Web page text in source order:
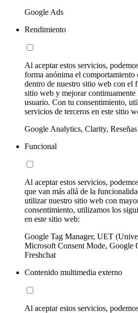
Google Ads
Rendimiento
Al aceptar estos servicios,
forma anónima el
dentro de nuestro sitio web con el
sitio web y mejorar continuamente
usuario. Con tu consentimiento,
servicios de terceros en este sitio
Google Analytics, Clarity,
Funcional
Al aceptar estos servicios,
que van más allá de la
utilizar nuestro sitio web con
consentimiento, utilizamos los
en este sitio web:
Google Tag Manager, UET
Microsoft Consent Mode, Google
Freshchat
Contenido multimedia externo
Al aceptar estos servicios,